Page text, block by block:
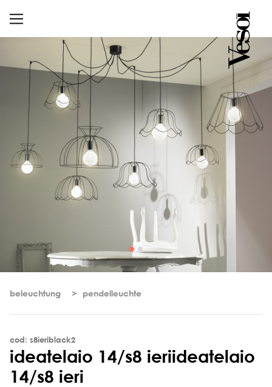
beleuchtung pendelleuchte
cod: s8ieriblack2
ideatelaio 14/s8 ieriideatelaio
14/s8 ieri